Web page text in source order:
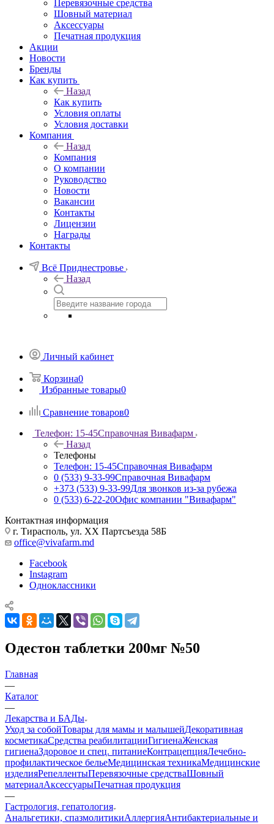
Перевязочные средства
Шовный материал
Аксессуары
Печатная продукция
Акции
Новости
Бренды
Как купить
Назад
Как купить
Условия оплаты
Условия доставки
Компания
Назад
Компания
О компании
Руководство
Новости
Вакансии
Контакты
Лицензии
Награды
Контакты
Всё Приднестровье
Назад
Личный кабинет
Корзина0
Избранные товары0
Сравнение товаров0
Телефон: 15-45Справочная Вивафарм
Назад
Телефоны
Телефон: 15-45Справочная Вивафарм
0 (533) 9-33-99Справочная Вивафарм
+373 (533) 9-33-99Для звонков из-за рубежа
0 (533) 6-22-20Офис компании "Вивафарм"
Контактная информация
г. Тирасполь, ул. ХХ Партсъезда 58Б
office@vivafarm.md
Facebook
Instagram
Одноклассники
Одестон таблетки 200мг №50
Главная
—
Каталог
—
Лекарства и БАДы
Уход за собойТовары для мамы и малышейДекоративная
косметикаСредства реабилитацииГигиенаЖенская
гигиенаЗдоровое и спец. питаниеКонтрацепцияЛечебно-
профилактическое бельеМедицинская техникаМедицинские
изделияРепеллентыПеревязочные средстваШовный
материалАксессуарыПечатная продукция
—
Гастрология, гепатология
Анальгетики, спазмолитикиАллергияАнтибактериальные и